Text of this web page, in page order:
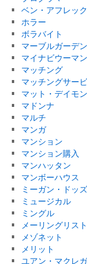
ベン・アフレック
ホラー
ボラバイト
マーブルガーデン
マイナビウーマン
マッチング
マッチングサー
マット・デイモン
マドンナ
マルチ
マンガ
マンション
マンション購入
マンハッタン
マンボーハウス
ミーガン・ドッズ
ミュージカル
ミングル
メーリングリスト
メゾネット
メリット
ユアン・マクレ